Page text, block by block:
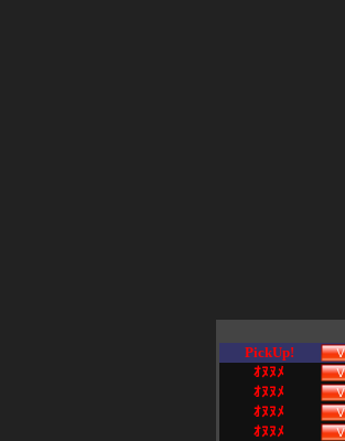
PickUp!
ｵﾇﾇﾒ
ｵﾇﾇﾒ
ｵﾇﾇﾒ
ｵﾇﾇﾒ